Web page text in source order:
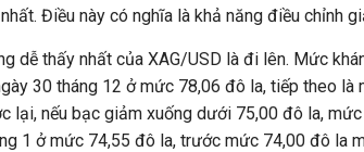
Điều này có nghĩa là khả năng điều chỉnh
dễ thấy nhất của XAG/USD là đi lên. Mức
30 tháng 12 ở mức 78,06 đô la, tiếp theo là
lại, nếu bạc giảm xuống dưới 75,00 đô la,
1 ở mức 74,55 đô la, trước mức 74,00 đô la